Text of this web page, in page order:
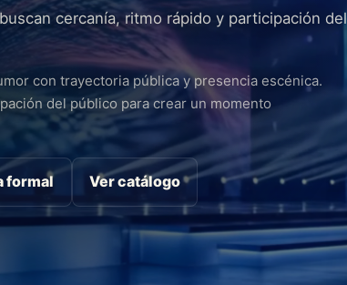
cercanía, ritmo rápido y participación del
con trayectoria pública y presencia escénica.
del público para crear un momento
formal Ver catálogo